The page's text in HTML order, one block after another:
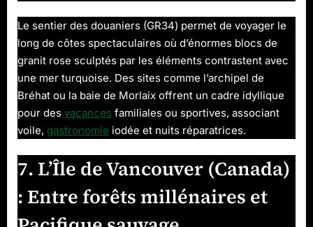
Le sentier des douaniers (GR34) permet de voyager le
long de côtes spectaculaires où d’énormes blocs de
granit rose sculptés par les éléments contrastent avec
une mer turquoise. Des sites comme l’archipel de
Bréhat ou la baie de Morlaix offrent un cadre idyllique
pour des vacances familiales ou sportives, associant
voile, gastronomie iodée et nuits réparatrices.
7. L’Île de Vancouver (Canada)
: Entre forêts millénaires et